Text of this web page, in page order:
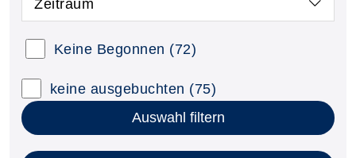
Zeitraum
Keine Begonnen (72)
keine ausgebuchten (75)
Auswahl filtern